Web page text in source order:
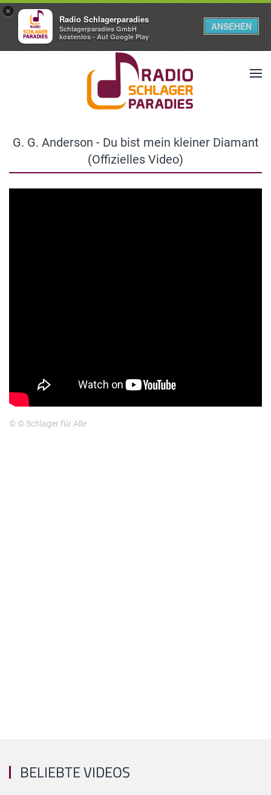
×
Radio Schlagerparadies
Schlagerparadies GmbH
kostenlos - Auf Google Play
ANSEHEN
G. G. Anderson - Du bist mein kleiner Diamant
(Offizielles Video)
© © Schlager für Alle
BELIEBTE VIDEOS